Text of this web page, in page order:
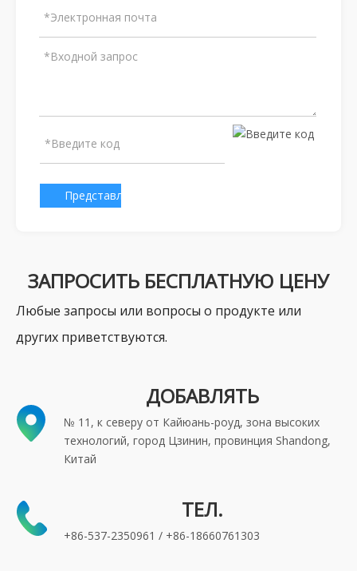
Представлено
ЗАПРОСИТЬ БЕСПЛАТНУЮ ЦЕНУ
Любые запросы или вопросы о продукте или
других приветствуются.
ДОБАВЛЯТЬ
№ 11, к северу от Кайюань-роуд, зона высоких
технологий, город Цзинин, провинция Shandong,
Китай
ТЕЛ.
+86-537-2350961 / +86-18660761303